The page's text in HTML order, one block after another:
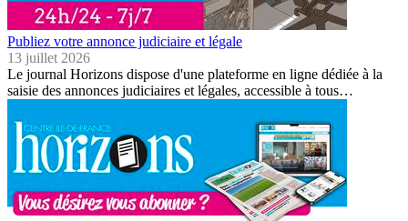
Publiez votre annonce judiciaire et légale
13 juillet 2026
Le journal Horizons dispose d'une plateforme en ligne dédiée à la
saisie des annonces judiciaires et légales, accessible à tous…